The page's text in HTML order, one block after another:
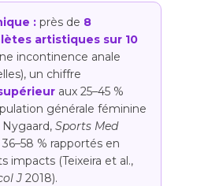
: près de 8
artistiques sur 10
incontinence anale
un chiffre
aux 25–45 %
générale féminine
Sports Med
% rapportés en
impacts (Teixeira et al.,
J 2018).